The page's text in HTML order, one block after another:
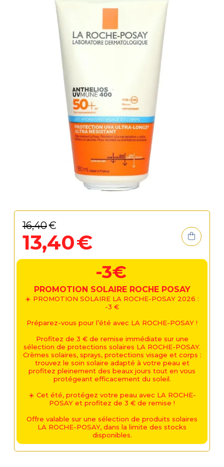
16,40€
13,40€
-3€
PROMOTION SOLAIRE ROCHE POSAY
☀️ PROMOTION SOLAIRE LA ROCHE-POSAY 2026 :
-3 €
Préparez-vous pour l’été avec LA ROCHE-POSAY !
Profitez de 3 € de remise immédiate sur une
sélection de protections solaires LA ROCHE-POSAY.
Crèmes solaires, sprays, protections visage et corps :
trouvez le soin solaire adapté à votre peau et
profitez pleinement des beaux jours tout en vous
protégeant efficacement du soleil.
☀️ Cet été, protégez votre peau avec LA ROCHE-
POSAY et profitez de 3 € de remise !
Offre valable sur une sélection de produits solaires
LA ROCHE-POSAY, dans la limite des stocks
disponibles.